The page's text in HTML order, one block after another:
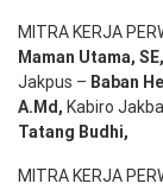
MITRA KERJA
Maman Utama, SE,
Jakpus – Baban
A.Md , Kabiro
Tatang Budhi,
MITRA KERJA